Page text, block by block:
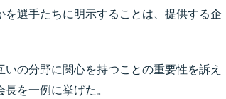
選手たちに明示することは、提供する企
の分野に関心を持つことの重要性を訴え
を一例に挙げた。